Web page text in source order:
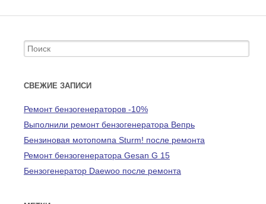
Search for:
СВЕЖИЕ ЗАПИСИ
Ремонт бензогенераторов -10%
Выполнили ремонт бензогенератора Вепрь
Бензиновая мотопомпа Sturm! после ремонта
Ремонт бензогенератора Gesan G 15
Бензогенератор Daewoo после ремонта